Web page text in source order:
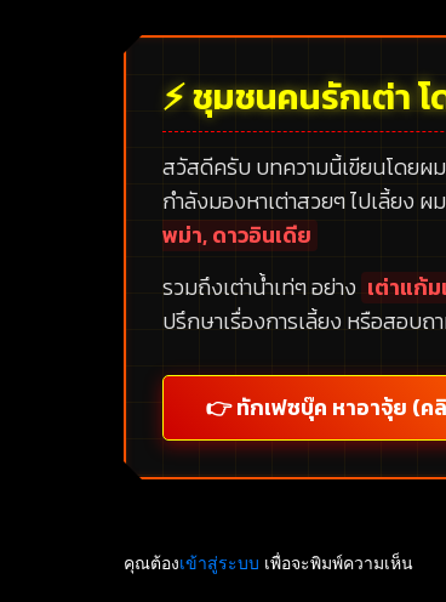
⚡ ชุมชนคนรักเต่า
สวัสดีครับ บทความนี้เขียนโดยผ
กำลังมองหาเต่าสวยๆ ไปเลี้ยง ผ
พม่า, ดาวอินเดีย
รวมถึงเต่าน้ำเท่ๆ อย่าง เต่าแก้
ปรึกษาเรื่องการเลี้ยง หรือสอบ
👉 ทักเฟซบุ๊ค หาอาจุ้ย (ค
คุณต้องเข้าสู่ระบบ เพื่อจะพิมพ์ความเห็น